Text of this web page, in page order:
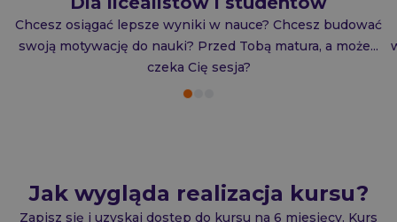
Chcesz osiągać lepsze wyniki w nauce? Chcesz budować
swoją motywację do nauki? Przed Tobą matura, a może...
czeka Cię sesja?
Jak wygląda realizacja kursu?
Zapisz się i uzyskaj dostęp do kursu na 6 miesięcy. Kurs